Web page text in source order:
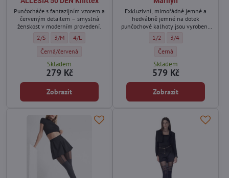
Punčocháče s fantazijním vzorem a
červeným detailem – smyslná
ženskost v moderním provedení.
Vzorované punčocháče s červeným akcentem ALLESIA 50 DEN Knittex -
2/S Vzorované punčocháče s červeným akcentem ALLESIA 50 DEN
3/M Vzorované punčocháče s červeným akcentem ALLESIA 50
4/L
Vzorované punčocháče s červeným akcentem ALLESIA 50 DEN Knittex -
Černá/červená
Skladem
279 Kč
Zobrazit
Exkluzivní, mimořádně jemné a
hedvábně jemné na dotek
punčochové kalhoty jsou vyrobeny
Hrubé punčochy se širokou
1/2 Hrubé punčochy se
3/4
Hrubé punčochy se širokou
Černá
Skladem
579 Kč
Zobrazit